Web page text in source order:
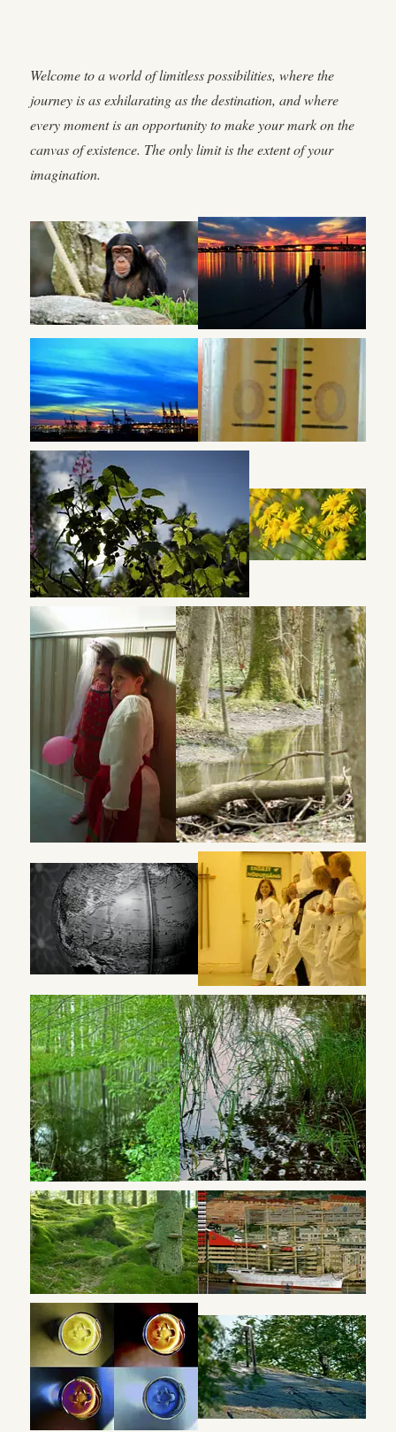
Welcome to a world of limitless possibilities, where the
journey is as exhilarating as the destination, and where
every moment is an opportunity to make your mark on the
canvas of existence. The only limit is the extent of your
imagination.